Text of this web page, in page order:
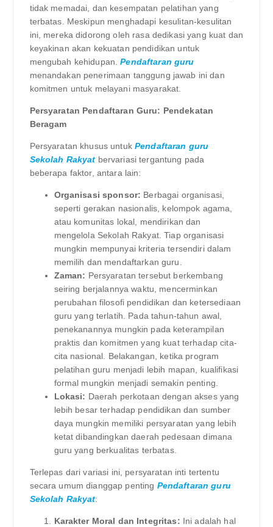
tidak memadai, dan kesempatan pelatihan yang
terbatas. Meskipun menghadapi kesulitan-kesulitan
ini, mereka didorong oleh rasa dedikasi yang kuat dan
keyakinan akan kekuatan pendidikan untuk
mengubah kehidupan.Pendaftaran guru
menandakan penerimaan tanggung jawab ini dan
komitmen untuk melayani masyarakat.
Persyaratan Pendaftaran Guru: Pendekatan
Beragam
Persyaratan khusus untukPendaftaran guru
Sekolah Rakyat bervariasi tergantung pada
beberapa faktor, antara lain:
Organisasi sponsor: Berbagai organisasi,
seperti gerakan nasionalis, kelompok agama,
atau komunitas lokal, mendirikan dan
mengelola Sekolah Rakyat. Tiap organisasi
mungkin mempunyai kriteria tersendiri dalam
memilih dan mendaftarkan guru.
Zaman: Persyaratan tersebut berkembang
seiring berjalannya waktu, mencerminkan
perubahan filosofi pendidikan dan ketersediaan
guru yang terlatih. Pada tahun-tahun awal,
penekanannya mungkin pada keterampilan
praktis dan komitmen yang kuat terhadap cita-
cita nasional. Belakangan, ketika program
pelatihan guru menjadi lebih mapan, kualifikasi
formal mungkin menjadi semakin penting.
Lokasi: Daerah perkotaan dengan akses yang
lebih besar terhadap pendidikan dan sumber
daya mungkin memiliki persyaratan yang lebih
ketat dibandingkan daerah pedesaan dimana
guru yang berkualitas terbatas.
Terlepas dari variasi ini, persyaratan inti tertentu
secara umum dianggap penting Pendaftaran guru
Sekolah Rakyat:
Karakter Moral dan Integritas: Ini adalah hal